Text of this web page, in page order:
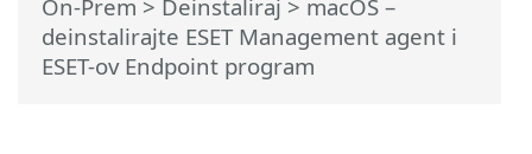
On-Prem > Deinstaliraj > macOS –
deinstalirajte ESET Management agent i
ESET-ov Endpoint program